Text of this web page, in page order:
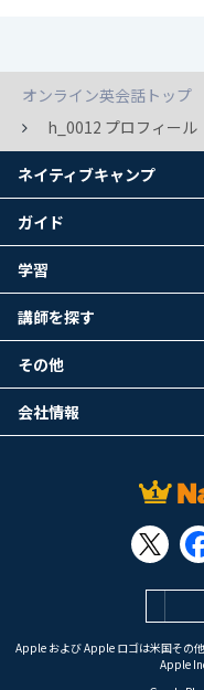
オンライン英会話トップ
h_0012 プロフィール
Apple および Apple ロゴは米国その
Apple
ネイティブキャンプ
ガイド
学習
講師を探す
その他
会社情報